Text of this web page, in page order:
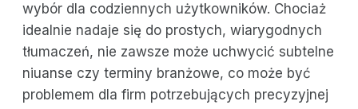
wybór dla codziennych użytkowników. Chociaż
idealnie nadaje się do prostych, wiarygodnych
tłumaczeń, nie zawsze może uchwycić subtelne
niuanse czy terminy branżowe, co może być
problemem dla firm potrzebujących precyzyjnej